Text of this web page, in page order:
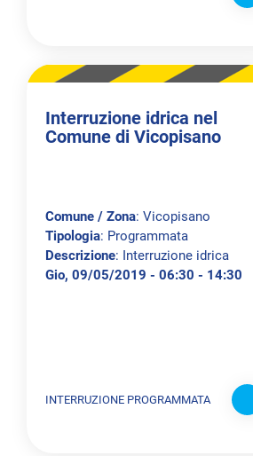
Interruzione idrica nel
Comune di Vicopisano
Comune / Zona: Vicopisano
Tipologia: Programmata
Descrizione: Interruzione idrica
Gio, 09/05/2019 - 06:30 - 14:30
INTERRUZIONE PROGRAMMATA